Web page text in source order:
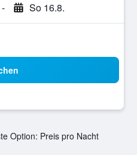
- So 16.8.
Option: Preis pro Nacht